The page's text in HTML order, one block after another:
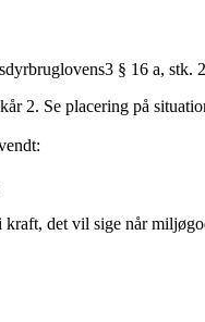
§ 16 a, stk.
2. Se placering på
det vil sige når